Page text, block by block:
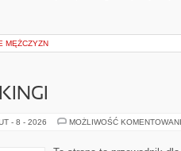
MĘŻCZYZN
- 8 - 2026 MOŻLIWOŚĆ